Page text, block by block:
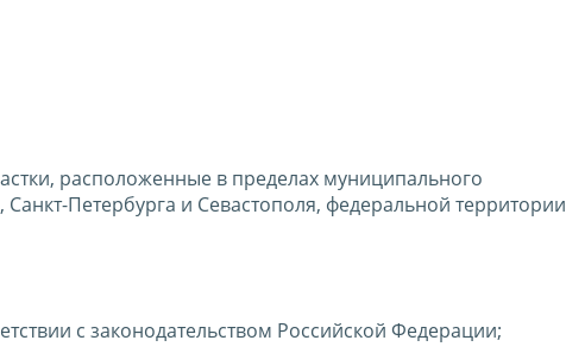
расположенные в пределах муниципального
Петербурга и Севастополя, федеральной территории
с законодательством Российской Федерации;